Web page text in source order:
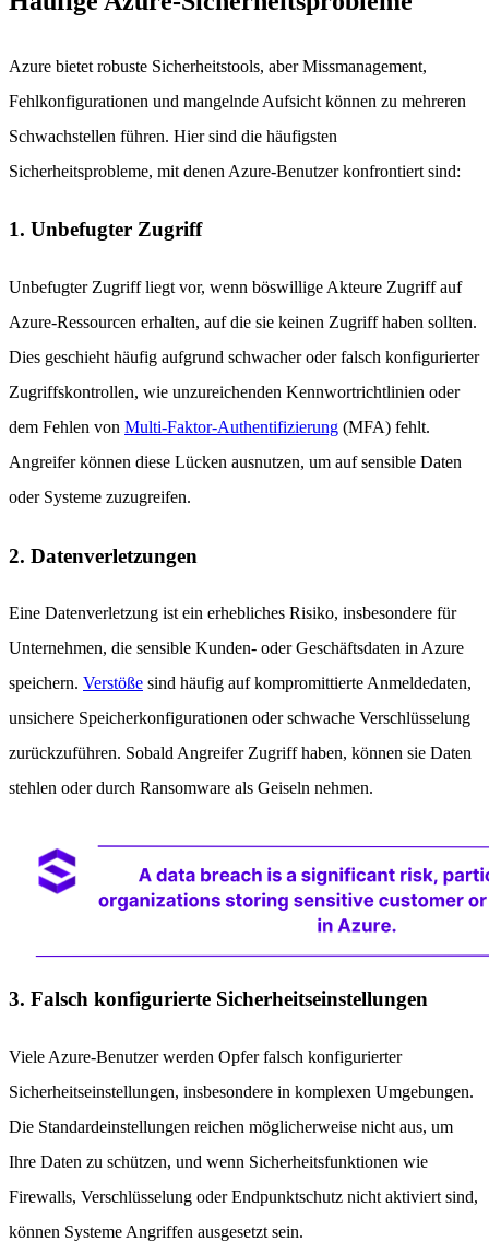
Azure bietet robuste Sicherheitstools, aber Missmanagement,
Fehlkonfigurationen und mangelnde Aufsicht können zu mehreren
Schwachstellen führen. Hier sind die häufigsten
Sicherheitsprobleme, mit denen Azure-Benutzer konfrontiert sind:
1. Unbefugter Zugriff
Unbefugter Zugriff liegt vor, wenn böswillige Akteure Zugriff auf
Azure-Ressourcen erhalten, auf die sie keinen Zugriff haben sollten.
Dies geschieht häufig aufgrund schwacher oder falsch konfigurierter
Zugriffskontrollen, wie unzureichenden Kennwortrichtlinien oder
dem Fehlen von Multi-Faktor-Authentifizierung (MFA) fehlt.
Angreifer können diese Lücken ausnutzen, um auf sensible Daten
oder Systeme zuzugreifen.
2. Datenverletzungen
Eine Datenverletzung ist ein erhebliches Risiko, insbesondere für
Unternehmen, die sensible Kunden- oder Geschäftsdaten in Azure
speichern. Verstöße sind häufig auf kompromittierte Anmeldedaten,
unsichere Speicherkonfigurationen oder schwache Verschlüsselung
zurückzuführen. Sobald Angreifer Zugriff haben, können sie Daten
stehlen oder durch Ransomware als Geiseln nehmen.
3. Falsch konfigurierte Sicherheitseinstellungen
Viele Azure-Benutzer werden Opfer falsch konfigurierter
Sicherheitseinstellungen, insbesondere in komplexen Umgebungen.
Die Standardeinstellungen reichen möglicherweise nicht aus, um
Ihre Daten zu schützen, und wenn Sicherheitsfunktionen wie
Firewalls, Verschlüsselung oder Endpunktschutz nicht aktiviert sind,
können Systeme Angriffen ausgesetzt sein.